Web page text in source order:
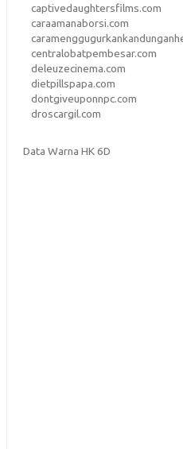
captivedaughtersfilms.com
caraamanaborsi.com
centralobatpembesar.com
deleuzecinema.com
dietpillspapa.com
dontgiveuponnpc.com
droscargil.com
Data Warna HK 6D